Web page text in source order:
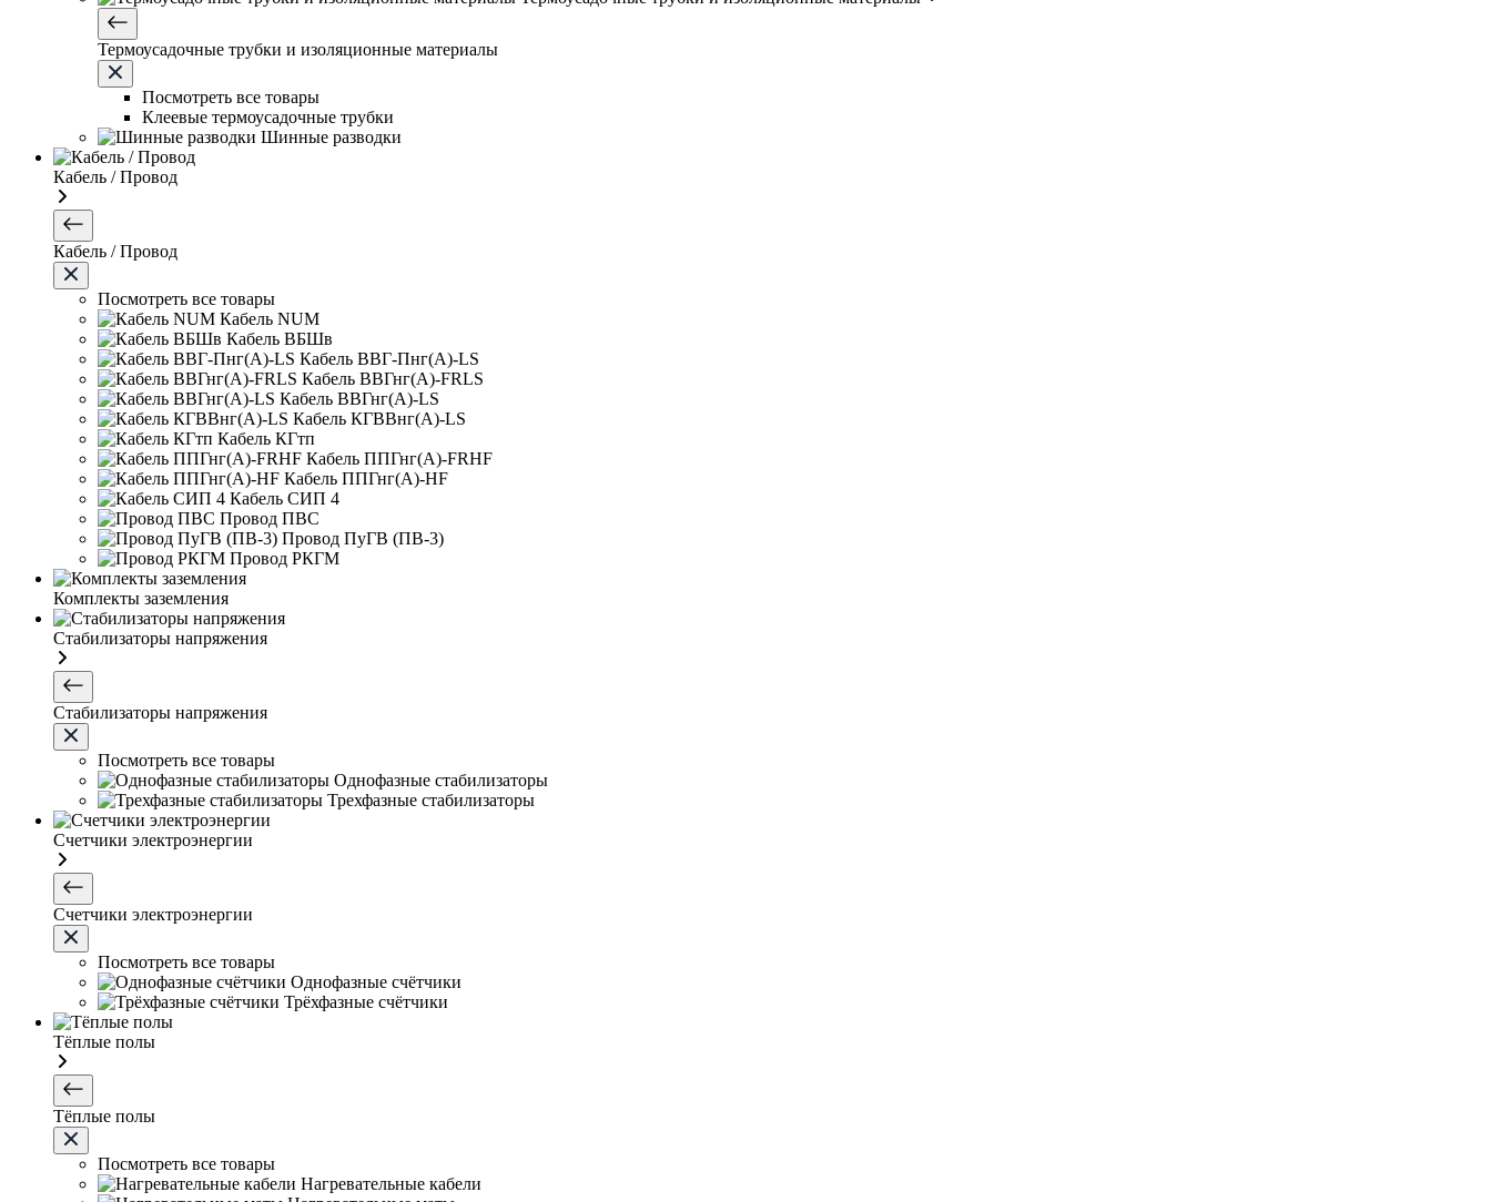
Термоусадочные трубки и изоляционные материалы
Посмотреть все товары
Клеевые термоусадочные трубки
Шинные разводки
Кабель / Провод
Кабель / Провод
Посмотреть все товары
Кабель NUM
Кабель ВБШв
Кабель ВВГ-Пнг(А)-LS
Кабель ВВГнг(А)-FRLS
Кабель ВВГнг(А)-LS
Кабель КГВВнг(А)-LS
Кабель КГтп
Кабель ППГнг(А)-FRHF
Кабель ППГнг(А)-HF
Кабель СИП 4
Провод ПВС
Провод ПуГВ (ПВ-3)
Провод РКГМ
Комплекты заземления
Стабилизаторы напряжения
Стабилизаторы напряжения
Посмотреть все товары
Однофазные стабилизаторы
Трехфазные стабилизаторы
Счетчики электроэнергии
Счетчики электроэнергии
Посмотреть все товары
Однофазные счётчики
Трёхфазные счётчики
Тёплые полы
Тёплые полы
Посмотреть все товары
Нагревательные кабели